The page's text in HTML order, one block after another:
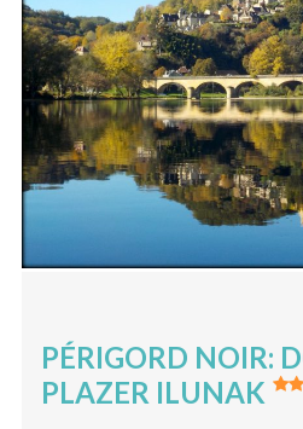
PÉRIGORD NOIR:
PLAZER ILUNAK